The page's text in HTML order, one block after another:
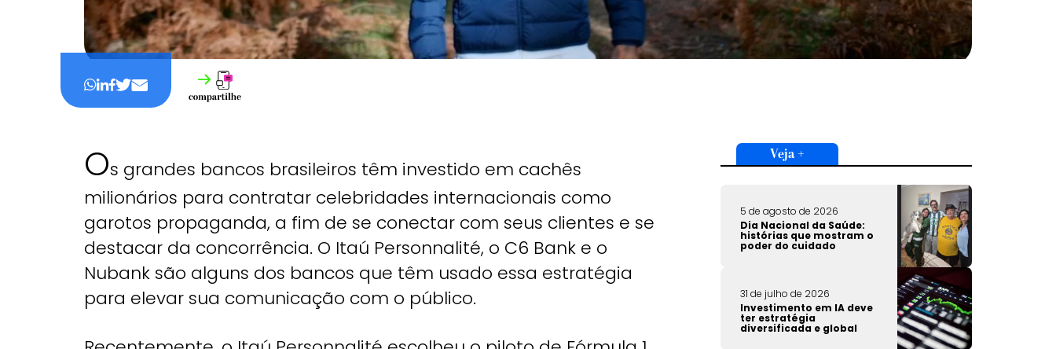
Os grandes bancos brasileiros têm investido em cachês
milionários para contratar celebridades internacionais como
garotos propaganda, a fim de se conectar com seus clientes e se
destacar da concorrência. O Itaú Personnalité, o C6 Bank e o
Nubank são alguns dos bancos que têm usado essa estratégia
para elevar sua comunicação com o público.
Veja +
5 de agosto de 2026
Dia Nacional da Saúde:
histórias que mostram o
poder do cuidado
31 de julho de 2026
Investimento em IA deve
ter estratégia
diversificada e global